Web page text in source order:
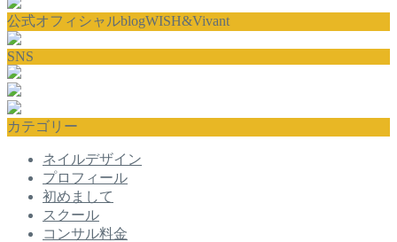
公式オフィシャルblogWISH&Vivant
SNS
カテゴリー
ネイルデザイン
プロフィール
初めまして
スクール
コンサル料金